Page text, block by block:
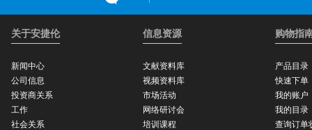
关于安捷伦
新闻中心
公司信息
投资商关系
工作
社会关系
信息资源
文献资料库
视频资料库
市场活动
网络研讨会
培训课程
购物指
产品目录
快速下单
我的账户
我的目录
查询订单